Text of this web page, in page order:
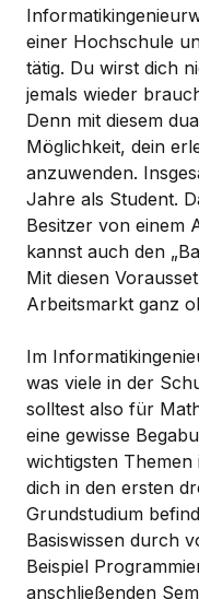
einer Hochschule
tätig. Du wirst dich
jemals wieder
Denn mit diesem
Möglichkeit, dein
anzuwenden.
Jahre als Student.
Besitzer von einem
kannst auch den
Mit diesen
Arbeitsmarkt ganz
Im
was viele in der
solltest also für
eine gewisse
wichtigsten Themen
dich in den ersten
Grundstudium
Basiswissen durch
Beispiel
anschließenden